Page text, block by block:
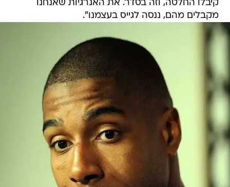
"דייויד בלו יעלה לפיינל פור הזה כמו לכל משחק בקריירה שלו, כמו